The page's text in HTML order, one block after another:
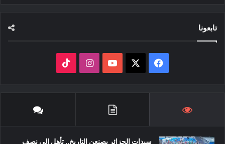
تابعونا
فيسبوك ‫YouTubeانستقرام
سيدات الجزائر يصنعن التاريخ.. تأهل إلى نصف